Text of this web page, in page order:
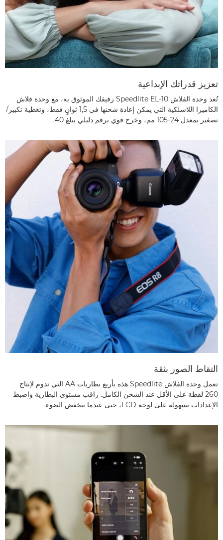
تعزيز قدراتك الإبداعية
تُعد وحدة الفلاش Speedlite EL-10 رفيقك الموثوق به، مع وحدة فلاش
الكاميرا اللاسلكية التي يمكن إعادة شحنها في 1,5 ثوانٍ فقط، وتغطية تكبير/
تصغير بمعدل 24-105 مم، وخرج قوي برقم دليلي يبلغ 40.
التقاط الصور بثقة
تعمل وحدة الفلاش Speedlite هذه بأربع بطاريات AA التي تدوم لإنتاج
260 لقطة على الأقل عند الشحن الكامل. راقب مستوى البطارية واضبط
الإعدادات بسهولة على لوحة LCD، حتى عندما ينخفض الضوء.